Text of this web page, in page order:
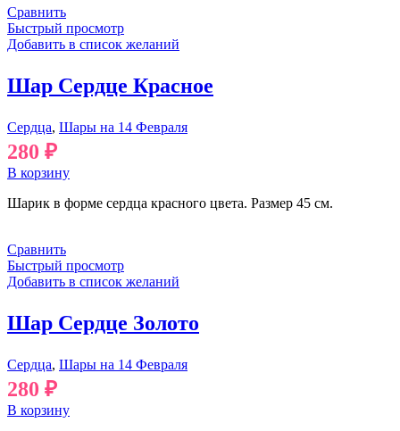
Сравнить
Быстрый просмотр
Добавить в список желаний
Шар Сердце Красное
Сердца, Шары на 14 Февраля
280 ₽
В корзину
Шарик в форме сердца красного цвета. Размер 45 см.
Сравнить
Быстрый просмотр
Добавить в список желаний
Шар Сердце Золото
Сердца, Шары на 14 Февраля
280 ₽
В корзину